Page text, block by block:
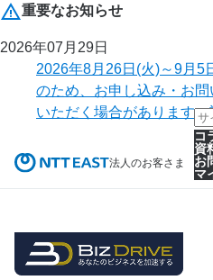
重要なお知らせ
2026年07月29日
2026年8月26日(火)～9月5
のため、お申し込み・お
いただく場合があります
法人のお客さま
コ
資
お
マ